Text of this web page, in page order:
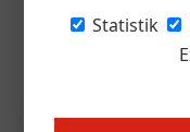
Statistik
alkoholfreie und-